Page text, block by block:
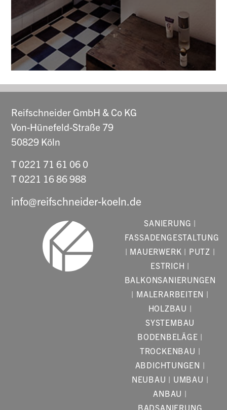
Reifschneider GmbH & Co KG
Von-Hünefeld-Straße 79
50829 Köln
T 0221 71 61 06 0
T 0221 16 86 988
info@reifschneider-koeln.de
SANIERUNG |
FASSADENGESTALTUNG
| MAUERWERK | PUTZ |
ESTRICH |
BALKONSANIERUNGEN
| MALERARBEITEN |
HOLZBAU |
SYSTEMBAU
BODENBELÄGE |
TROCKENBAU |
ABDICHTUNGEN |
NEUBAU | UMBAU |
ANBAU |
BADSANIERUNG